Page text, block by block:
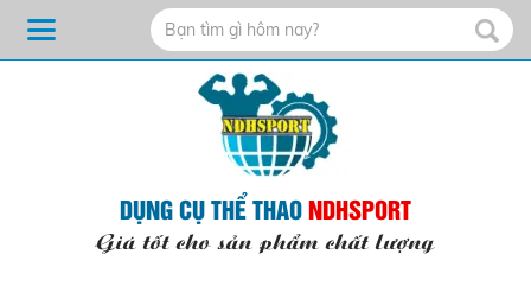
DỤNG CỤ THỂ THAONDHSPORT
Giá tốt cho sản phẩm chất lượng